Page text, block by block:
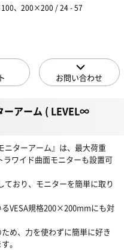
、200×200 / 24 - 57
お問い合わせ
ーアーム ( LEVEL∞
ニターアーム』は、最大荷重
ワイド曲面モニターも設置可
おり、モニターを簡単に取り
VESA規格200×200mmにも対
め、力を使わずに簡単に好き
。